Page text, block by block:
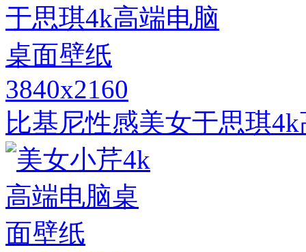
3840x2160
比基尼性感美女于思琪